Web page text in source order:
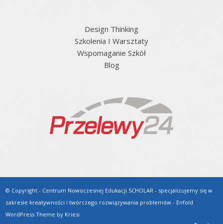
Design Thinking
Szkolenia I Warsztaty
Wspomaganie Szkół
Blog
© Copyright - Centrum Nowoczesnej Edukacji SCHOLAR - specjalizujemy się w
zakresie kreatywności i twórczego rozwiązywania problemów - Enfold
WordPress Theme by Kriesi